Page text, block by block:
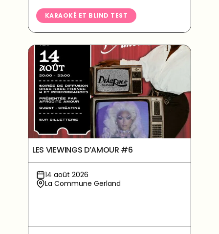
KARAOKÉ ET BLIND TEST
LES VIEWINGS D’AMOUR #6
14 août 2026
La Commune Gerland